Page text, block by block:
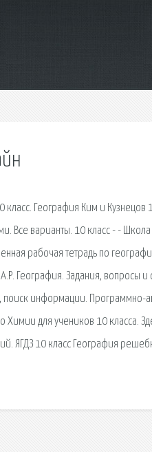
География Ким и Кузнецов
Все варианты. 10 класс - - Школа
рабочая тетрадь по
География. Задания, вопросы и
поиск информации. Программно-
для учеников 10 класса.
ЯГДЗ 10 класс География